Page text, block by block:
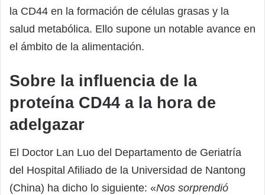
la CD44 en la formación de células grasas y la
salud metabólica. Ello supone un notable avance en
el ámbito de la alimentación.
Sobre la influencia de la
proteína CD44 a la hora de
adelgazar
El Doctor Lan Luo del Departamento de Geriatría
del Hospital Afiliado de la Universidad de Nantong
(China) ha dicho lo siguiente: «Nos sorprendió